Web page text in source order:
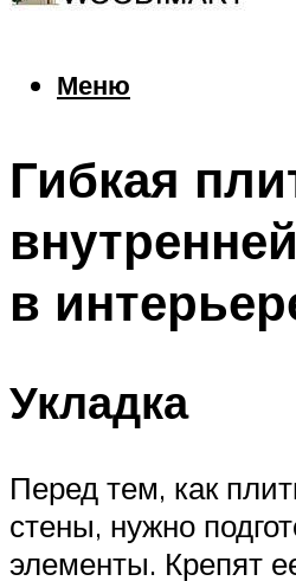
Меню
Гибкая
в
Укладка
Перед тем, как
стены, нужно
элементы. Крепят